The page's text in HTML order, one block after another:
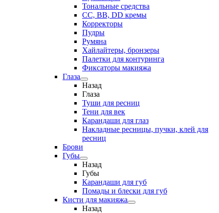
Тональные средства
CC, BB, DD кремы
Корректоры
Пудры
Румяна
Хайлайтеры, бронзеры
Палетки для контуринга
Фиксаторы макияжа
Глаза
Назад
Глаза
Туши для ресниц
Тени для век
Карандаши для глаз
Накладные ресницы, пучки, клей для
ресниц
Брови
Губы
Назад
Губы
Карандаши для губ
Помады и блески для губ
Кисти для макияжа
Назад